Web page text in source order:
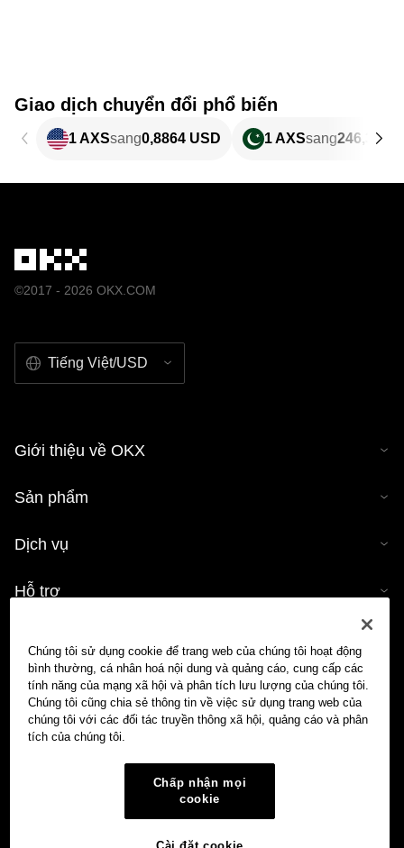
Giao dịch chuyển đổi phổ biến
1 AXSsang0,8864 USD 1 AXSsang246,32
©2017 - 2026 OKX.COM
Tiếng Việt/USD
Giới thiệu về OKX
Sản phẩm
Dịch vụ
Hỗ trợ
Công cụ tính tiền mã hóa
Giao dịch
Chúng tôi sử dụng cookie để trang web của chúng tôi hoạt động
bình thường, cá nhân hoá nội dung và quảng cáo, cung cấp các
tính năng của mạng xã hội và phân tích lưu lượng của chúng tôi.
Chúng tôi cũng chia sẻ thông tin về việc sử dụng trang web của
chúng tôi với các đối tác truyền thông xã hội, quảng cáo và phân
tích của chúng tôi.
Chấp nhận mọi
cookie